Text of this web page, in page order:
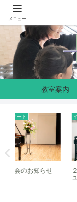
教室案内
イベント・コンサート
２０２５クリスマ
メニュー